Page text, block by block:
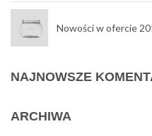
Nowości w ofercie
NAJNOWSZE
ARCHIWA